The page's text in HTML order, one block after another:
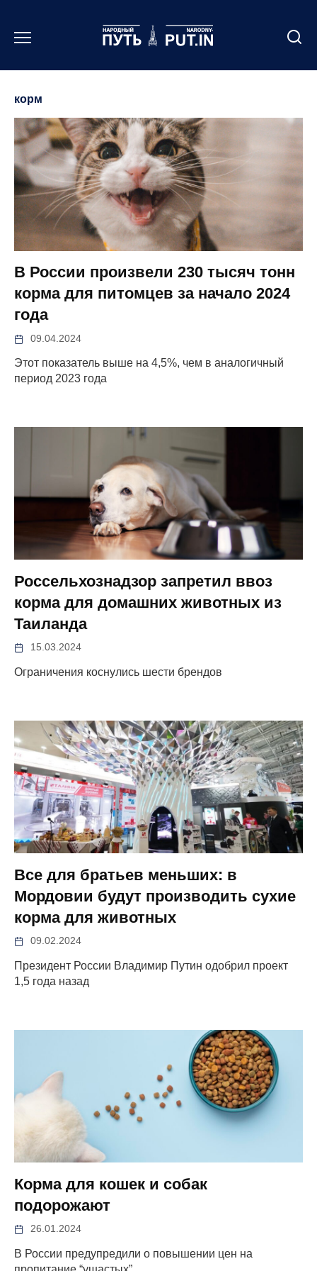
содержанию
корм
В России произвели 230 тысяч тонн
корма для питомцев за начало 2024
года
09.04.2024
Этот показатель выше на 4,5%, чем в аналогичный
период 2023 года
Россельхознадзор запретил ввоз
корма для домашних животных из
Таиланда
15.03.2024
Ограничения коснулись шести брендов
Все для братьев меньших: в
Мордовии будут производить сухие
корма для животных
09.02.2024
Президент России Владимир Путин одобрил проект
1,5 года назад
Корма для кошек и собак
подорожают
26.01.2024
В России предупредили о повышении цен на